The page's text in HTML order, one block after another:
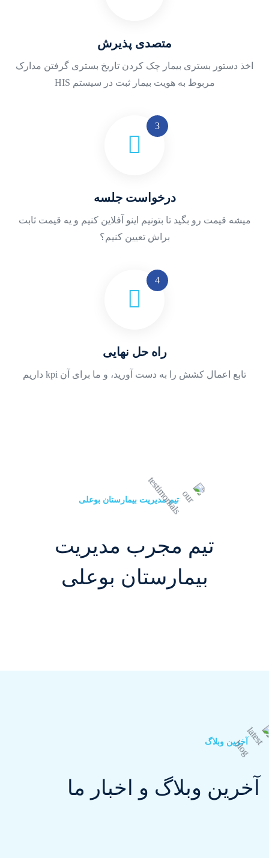
متصدی پذیرش
اخذ دستور بستری بیمار چک کردن تاریخ بستری گرفتن مدارک
مربوط به هویت بیمار ثبت در سیستم HIS
درخواست جلسه
میشه قیمت رو بگید تا بتونیم اینو آفلاین کنیم و یه قیمت ثابت
براش تعیین کنیم؟
راه حل نهایی
تابع اعمال کشش را به دست آورید، و ما برای آن kpi داریم
تیم مدیریت بیمارستان بوعلی
تیم مجرب مدیریت
بیمارستان بوعلی
آخرین وبلاگ
آخرین وبلاگ و اخبار ما